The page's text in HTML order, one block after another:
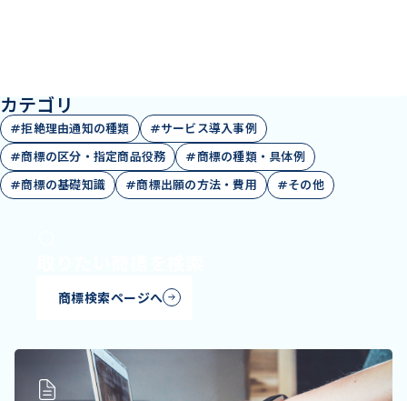
カテゴリ
#拒絶理由通知の種類
#サービス導入事例
#商標の区分・指定商品役務
#商標の種類・具体例
#商標の基礎知識
#商標出願の方法・費用 #その他
商標検索ページへ